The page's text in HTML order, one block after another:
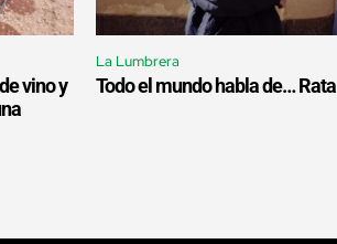
vino y
La Lumbrera
Todo el mundo habla de… Rata